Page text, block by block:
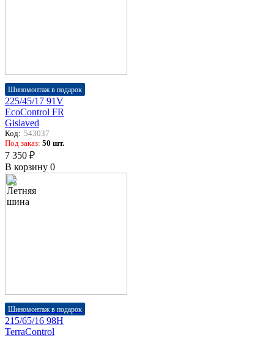
Шиномонтаж в подарок
225/45/17 91V
EcoControl FR
Gislaved
Код: 543037
Под заказ: 50 шт.
7 350 ₽
В корзину 0
Шиномонтаж в подарок
215/65/16 98H
TerraControl